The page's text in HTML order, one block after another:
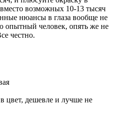
возможных 10-13 тысяч
нюансы в глаза вообще не
опытный человек, опять же не
честно.
цвет, дешевле и лучше не